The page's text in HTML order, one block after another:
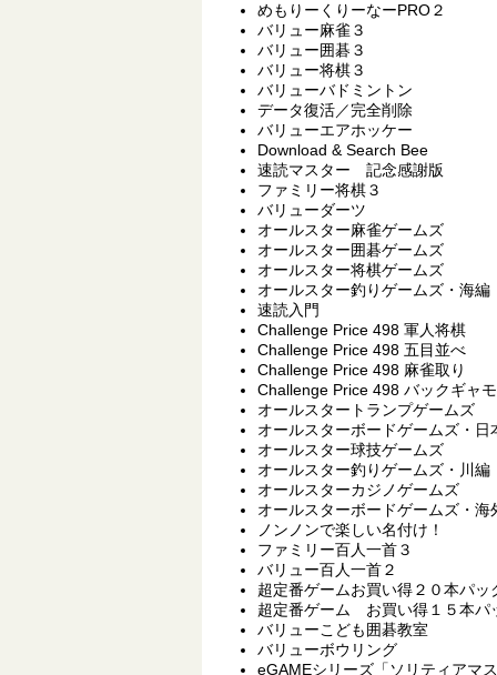
めもりーくりーなーPRO２
バリュー麻雀３
バリュー囲碁３
バリュー将棋３
バリューバドミントン
データ復活／完全削除
バリューエアホッケー
Download & Search Bee
速読マスター 記念感謝版
ファミリー将棋３
バリューダーツ
オールスター麻雀ゲームズ
オールスター囲碁ゲームズ
オールスター将棋ゲームズ
オールスター釣りゲームズ・海編
速読入門
Challenge Price 498 軍人将棋
Challenge Price 498 五目並べ
Challenge Price 498 麻雀取り
Challenge Price 498 バックギャ
オールスタートランプゲームズ
オールスターボードゲームズ・日
オールスター球技ゲームズ
オールスター釣りゲームズ・川編
オールスターカジノゲームズ
オールスターボードゲームズ・海
ノンノンで楽しい名付け！
ファミリー百人一首３
バリュー百人一首２
超定番ゲームお買い得２０本パッ
超定番ゲーム お買い得１５本パ
バリューこども囲碁教室
バリューボウリング
eGAMEシリーズ「ソリティアマス